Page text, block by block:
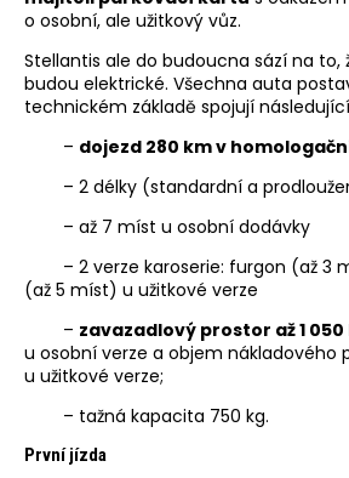
o osobní, ale užitkový vůz.
Stellantis ale do budoucna sází na to,
budou elektrické. Všechna auta
technickém základě spojují
– dojezd 280 km v
– 2 délky (standardní a
– až 7 míst u osobní dodávky
– 2 verze karoserie: furgon (až 3
(až 5 míst) u užitkové verze
– zavazadlový prostor až 1
u osobní verze a objem nákladového
u užitkové verze;
– tažná kapacita 750 kg.
První jízda